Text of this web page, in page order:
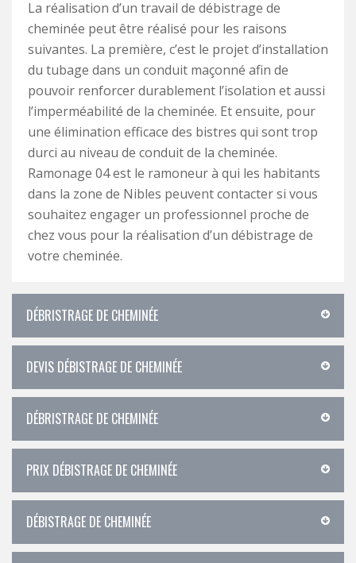
La réalisation d’un travail de débistrage de
cheminée peut être réalisé pour les raisons
suivantes. La première, c’est le projet d’installation
du tubage dans un conduit maçonné afin de
pouvoir renforcer durablement l’isolation et aussi
l’imperméabilité de la cheminée. Et ensuite, pour
une élimination efficace des bistres qui sont trop
durci au niveau de conduit de la cheminée.
Ramonage 04 est le ramoneur à qui les habitants
dans la zone de Nibles peuvent contacter si vous
souhaitez engager un professionnel proche de
chez vous pour la réalisation d’un débistrage de
votre cheminée.
DÉBRISTRAGE DE CHEMINÉE
DEVIS DÉBISTRAGE DE CHEMINÉE
DÉBRISTRAGE DE CHEMINÉE
PRIX DÉBISTRAGE DE CHEMINÉE
DÉBISTRAGE DE CHEMINÉE